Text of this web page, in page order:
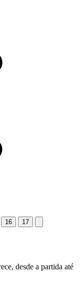
16 17
desde a partida até